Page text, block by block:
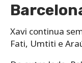
Xavi continua
Fati, Umtiti e